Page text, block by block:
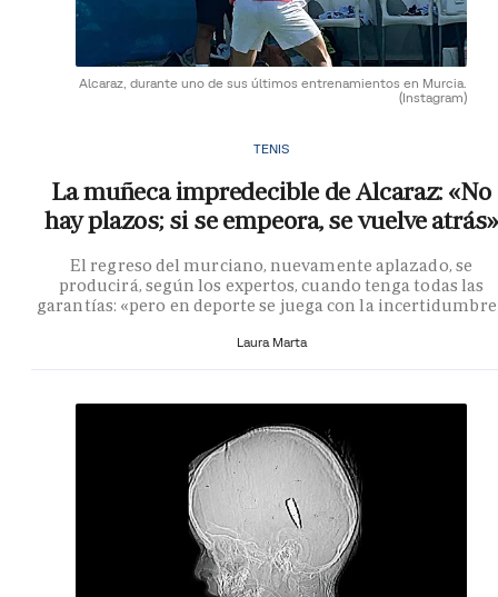
Alcaraz, durante uno de sus últimos entrenamientos en Murcia.
(Instagram)
TENIS
La muñeca impredecible de Alcaraz: «No
hay plazos; si se empeora, se vuelve atrás»
El regreso del murciano, nuevamente aplazado, se
producirá, según los expertos, cuando tenga todas las
garantías: «pero en deporte se juega con la
Laura Marta